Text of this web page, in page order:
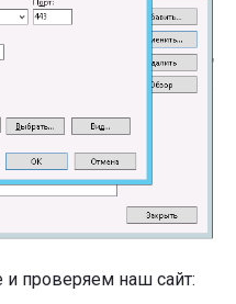
проверяем наш сайт: